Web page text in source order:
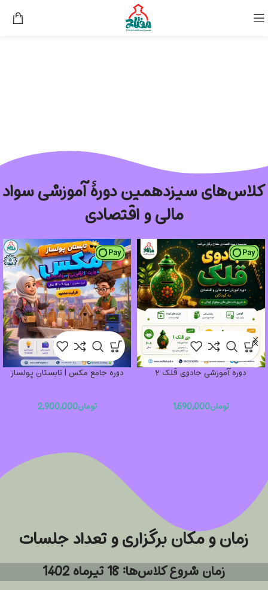
کلاس‌های سیزدهمین دورۀ آموزشی سواد
مالی و اقتصادی
دوره نوجوان مایه دار
تومان2,900,000
🎓✨ مدرسه تابستانه مفتاح ✨🎓
زمان و مکان برگزاری و تعداد جلسات
زمان شروع کلاس‌ها: 18 تیرماه 1402